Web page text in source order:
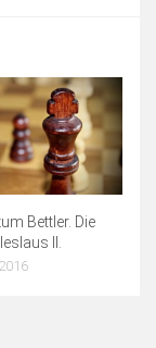
Bettler. Die
II.